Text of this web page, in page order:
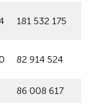
181 532 175
82 914 524
86 008 617